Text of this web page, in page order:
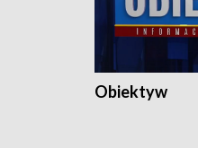
Obiektyw